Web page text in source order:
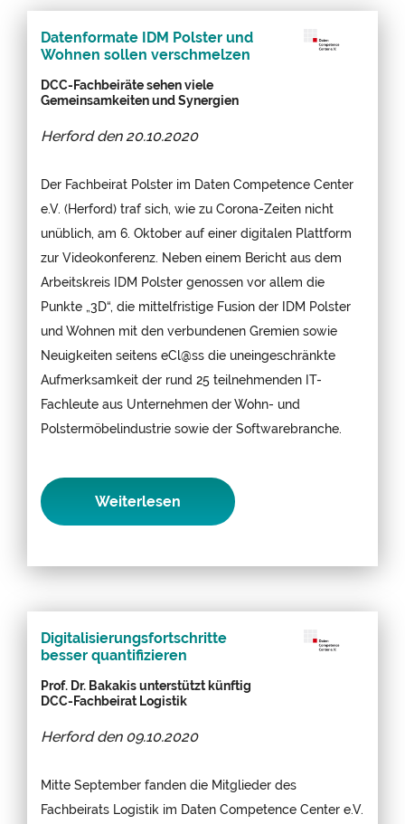
Datenformate IDM Polster und
Wohnen sollen verschmelzen
DCC-Fachbeiräte sehen viele
Gemeinsamkeiten und Synergien
Herford den20.10.2020
Der Fachbeirat Polster im Daten Competence Center
e.V. (Herford) traf sich, wie zu Corona-Zeiten nicht
unüblich, am 6. Oktober auf einer digitalen Plattform
zur Videokonferenz. Neben einem Bericht aus dem
Arbeitskreis IDM Polster genossen vor allem die
Punkte „3D“, die mittelfristige Fusion der IDM Polster
und Wohnen mit den verbundenen Gremien sowie
Neuigkeiten seitens eCl@ss die uneingeschränkte
Aufmerksamkeit der rund 25 teilnehmenden IT-
Fachleute aus Unternehmen der Wohn- und
Polstermöbelindustrie sowie der Softwarebranche.
Weiterlesen
Digitalisierungsfortschritte
besser quantifizieren
Prof. Dr. Bakakis unterstützt künftig
DCC-Fachbeirat Logistik
Herford den 09.10.2020
Mitte September fanden die Mitglieder des
Fachbeirats Logistik im Daten Competence Center e.V.